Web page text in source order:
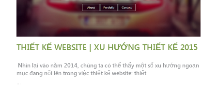
THIẾT KẾ WEBSITE | XU HƯỚNG THIẾT KẾ 2015
Nhìn lại vào năm 2014, chúng ta có thể thấy một số xu hướng ngoạn
mục đang nổi lên trong việc thiết kế website: thiết